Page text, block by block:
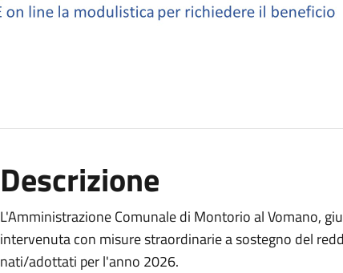
Descrizione
L'Amministrazione Comunale di Montorio al Vomano,
intervenuta con misure straordinarie a sostegno del
nati/adottati per l'anno 2026.